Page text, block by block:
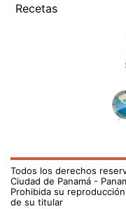
Recetas
Todos los derechos
Ciudad de Panamá -
Prohibida su
de su titular